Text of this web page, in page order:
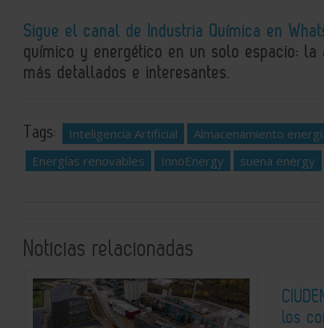
Sigue el canal de Industria Química en
químico y energético en un solo espacio:
más detallados e interesantes.
Tags: Inteligencia Artificial Almacenamiento
Energías renovables
InnoEnergy suena energy
Noticias relacionadas
los